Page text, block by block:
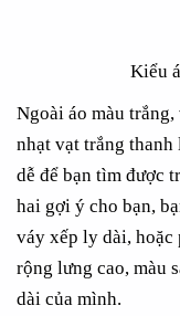
Kiểu
Ngoài áo màu
nhạt vạt trắng
dễ để bạn tìm được
hai gợi ý cho bạn,
váy xếp ly dài, hoặc
rộng lưng cao, màu
dài của mình.